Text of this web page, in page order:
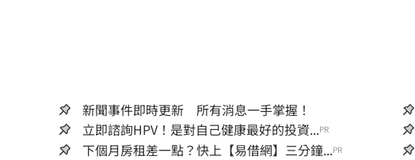
新聞事件即時更新 所有消息一手掌握！
立即諮詢HPV！是對自己健康最好的投資...PR
下個月房租差一點？快上【易借網】三分鐘...PR